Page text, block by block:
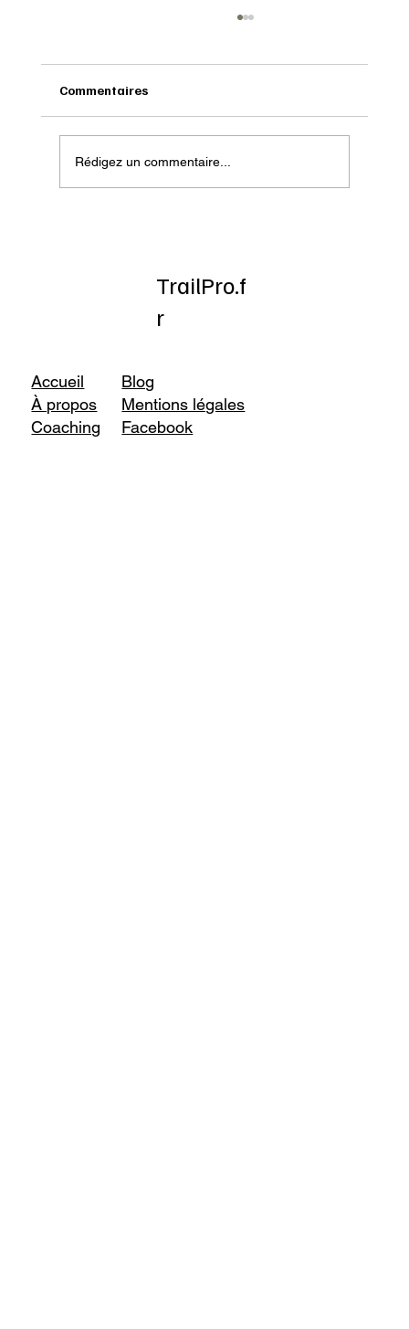
Commentaires
Rédigez un commentaire...
TrailPro.f
r
Accueil
À propos
Coaching
Blog
Mentions légales
Facebook